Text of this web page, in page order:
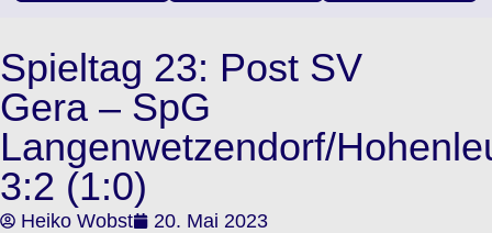
Spieltag 23: Post SV
Gera – SpG
Langenwetzendorf/
3:2 (1:0)
Heiko Wobst 20. Mai 2023